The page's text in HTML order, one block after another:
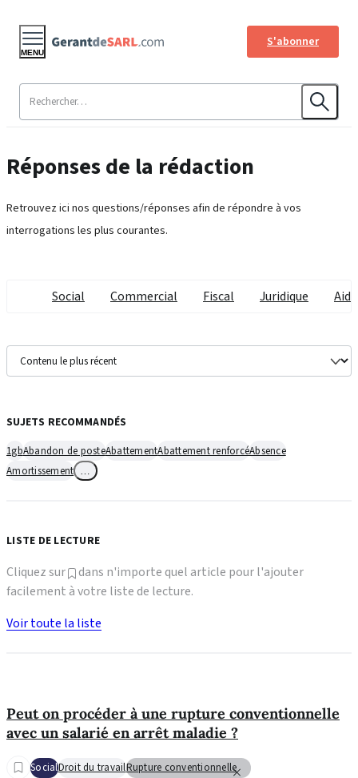
S'abonner
MENU
Réponses de la rédaction
Retrouvez ici nos questions/réponses afin de répondre à vos
interrogations les plus courantes.
Social Commercial Fiscal Juridique
Peut on procéder à une rupture conventionnelle
avec un salarié en arrêt maladie ?
SocialDroit du travailRupture conventionnelle
SUJETS RECOMMANDÉS
1gbAbandon de posteAbattementAbattement renforcéAbsence
Amortissement
LISTE DE LECTURE
Cliquez sur
dans n'importe quel article pour l'ajouter
facilement à votre liste de lecture.
Voir toute la liste